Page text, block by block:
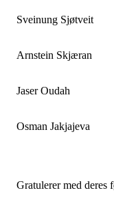
Sveinung Sjøtveit
Arnstein Skjæran
Jaser Oudah
Osman Jakjajeva
Gratulerer med deres